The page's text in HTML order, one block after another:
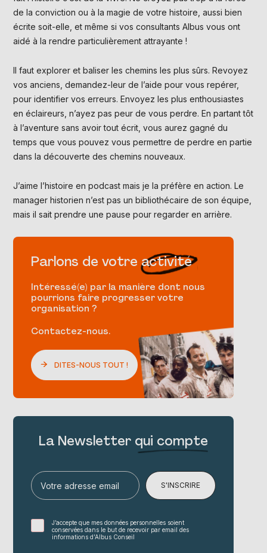
de la conviction ou à la magie de votre histoire, aussi bien
écrite soit-elle, et même si vos consultants Albus vous ont
aidé à la rendre particulièrement attrayante !
Il faut explorer et baliser les chemins les plus sûrs. Revoyez
vos anciens, demandez-leur de l’aide pour vous repérer,
pour identifier vos erreurs. Envoyez les plus enthousiastes
en éclaireurs, n’ayez pas peur de vous perdre. En partant tôt
à l’aventure sans avoir tout écrit, vous aurez gagné du
temps que vous pouvez vous permettre de perdre en partie
dans la découverte des chemins nouveaux.
J’aime l’histoire en podcast mais je la préfère en action. Le
manager historien n’est pas un bibliothécaire de son équipe,
mais il sait prendre une pause pour regarder en arrière.
Parlons de votre activité
Intéressé(e) par la manière dont nous
pourrions faire progresser votre
organisation ?
Contactez-nous.
DITES-NOUS TOUT !
La Newsletter qui compte
S'INSCRIRE
J’accepte que mes données personnelles soient
conservées dans le but de recevoir par email des
informations d’Albus Conseil